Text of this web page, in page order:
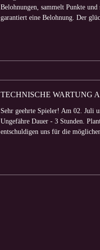
Belohnungen, sammelt Punkte
garantiert eine Belohnung. Der
TECHNISCHE WARTUNG
Sehr geehrte Spieler! Am 02. Juli
Ungefähre Dauer - 3 Stunden.
entschuldigen uns für die